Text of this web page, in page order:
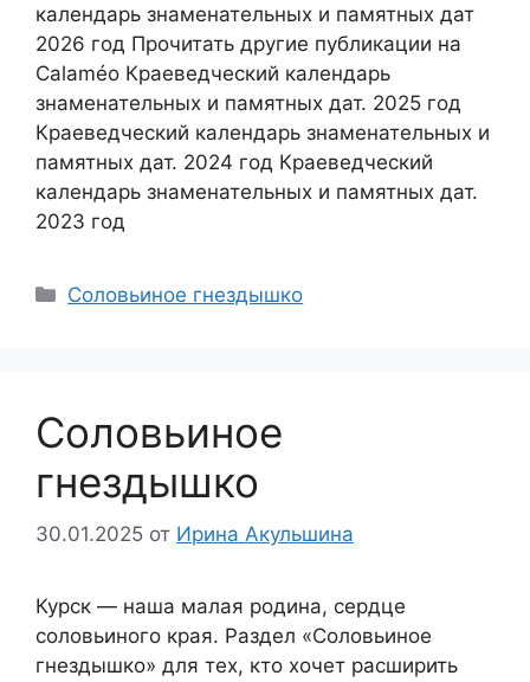
календарь знаменательных и памятных дат
2026 год Прочитать другие публикации на
Calaméo Краеведческий календарь
знаменательных и памятных дат. 2025 год
Краеведческий календарь знаменательных и
памятных дат. 2024 год Краеведческий
календарь знаменательных и памятных дат.
2023 год
Соловьиное гнездышко
Соловьиное
гнездышко
30.01.2025 от Ирина Акульшина
Курск — наша малая родина, сердце
соловьиного края. Раздел «Соловьиное
гнездышко» для тех, кто хочет расширить